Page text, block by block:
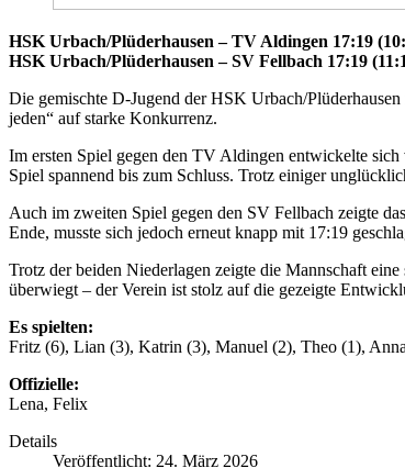
HSK Urbach/Plüderhausen – TV Aldingen 17:19
HSK Urbach/Plüderhausen – SV Fellbach 17:19
Die gemischte D-Jugend der HSK Urbach/
jeden“ auf starke Konkurrenz.
Im ersten Spiel gegen den TV Aldingen entwickelte
Spiel spannend bis zum Schluss. Trotz einiger
Auch im zweiten Spiel gegen den SV Fellbach zeigte
Ende, musste sich jedoch erneut knapp mit 17:19
Trotz der beiden Niederlagen zeigte die Mannschaft
überwiegt – der Verein ist stolz auf die gezeigte
Es spielten:
Fritz (6), Lian (3), Katrin (3), Manuel (2), Theo (1),
Offizielle:
Lena, Felix
Details
Veröffentlicht: 24. März 2026